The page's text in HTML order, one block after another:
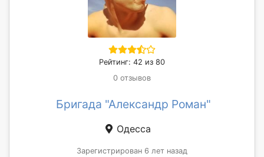
Рейтинг: 42 из 80
0 отзывов
Бригада "Александр Роман"
Одесса
Зарегистрирован 6 лет назад